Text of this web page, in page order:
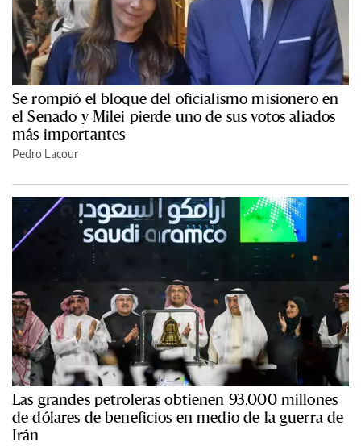
Se rompió el bloque del oficialismo misionero en
el Senado y Milei pierde uno de sus votos aliados
más importantes
Pedro Lacour
Las grandes petroleras obtienen 93.000 millones
de dólares de beneficios en medio de la guerra de
Irán